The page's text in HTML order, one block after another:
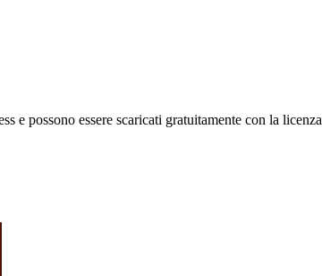
possono essere scaricati gratuitamente con la licenza